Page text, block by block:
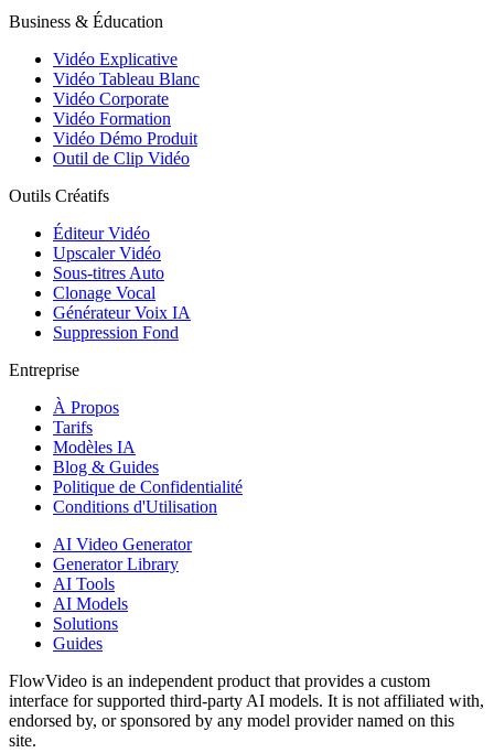
Business & Éducation
Vidéo Explicative
Vidéo Tableau Blanc
Vidéo Corporate
Vidéo Formation
Vidéo Démo Produit
Outil de Clip Vidéo
Outils Créatifs
Éditeur Vidéo
Upscaler Vidéo
Sous-titres Auto
Clonage Vocal
Générateur Voix IA
Suppression Fond
Entreprise
À Propos
Tarifs
Modèles IA
Blog & Guides
Politique de Confidentialité
Conditions d'Utilisation
AI Video Generator
Generator Library
AI Tools
AI Models
Solutions
Guides
FlowVideo is an independent product that provides a custom
interface for supported third-party AI models. It is not affiliated with,
endorsed by, or sponsored by any model provider named on this
site.